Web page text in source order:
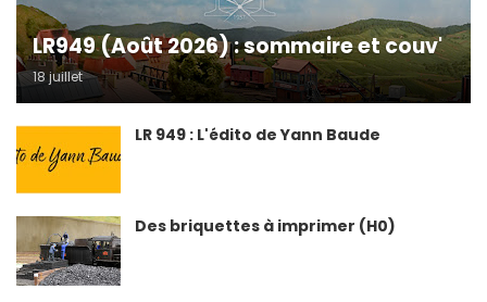
LR949 (Août 2026) : sommaire et couv'
18 juillet
LR 949 : L'édito de Yann Baude
Des briquettes à imprimer (H0)